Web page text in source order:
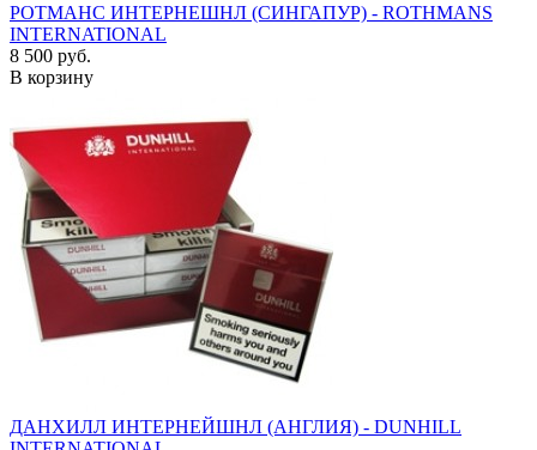
РОТМАНС ИНТЕРНЕШНЛ (СИНГАПУР) - ROTHMANS
INTERNATIONAL
8 500 руб.
В корзину
ДАНХИЛЛ ИНТЕРНЕЙШНЛ (АНГЛИЯ) - DUNHILL